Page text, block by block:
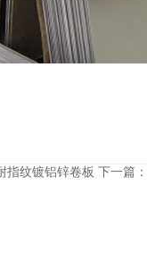
指纹镀铝锌卷板 下一篇：